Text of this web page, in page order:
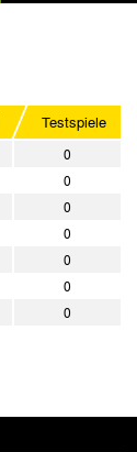
Testspiele
0
0
0
0
0
0
0